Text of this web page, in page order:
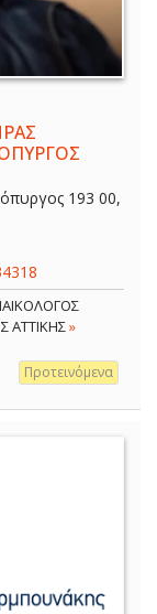
193 00,
ΑΤΤΙΚΗΣ»
Προτεινόμενα